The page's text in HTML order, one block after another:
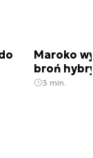
Maroko
broń
3 min.